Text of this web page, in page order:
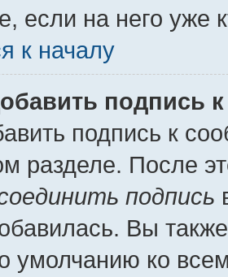
если на него уже
к началу
подпись
подпись к
разделе. После
подпись
Вы
умолчанию ко